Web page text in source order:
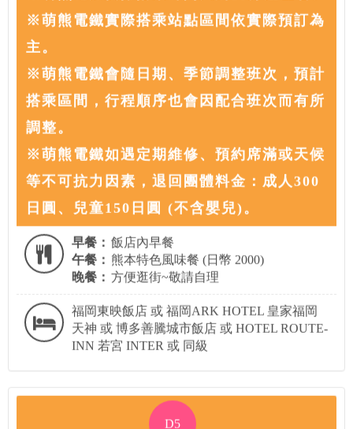
※萌熊電鐵實際搭乘站點區間依實際預訂為
主。
※萌熊電鐵會隨日期、季節調整班次，預計
搭乘區間，行程順序也會因配合班次而有所
調整。
※萌熊電鐵如遇定期維修、預約席滿或天候
等不可抗力因素，退回團體料金：成人300
日圓、兒童150日圓 (不含嬰兒)。
早餐： 飯店內早餐
午餐： 熊本特色風味餐 (日幣 2000)
晚餐： 方便逛街~敬請自理
福岡東映飯店 或 福岡ARK HOTEL 皇家福岡
天神 或 博多善騰城市飯店 或 HOTEL ROUTE-
INN 若宮 INTER 或 同級
D5